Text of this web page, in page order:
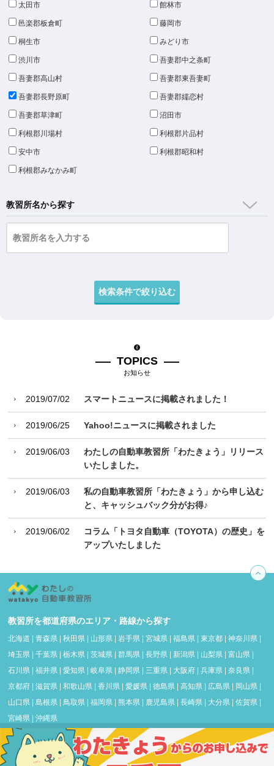
太田市 館林市
邑楽郡板倉町 藤岡市
桐生市 みどり市
渋川市 吾妻郡中之条町
吾妻郡高山村 吾妻郡東吾妻町
吾妻郡長野原町 吾妻郡嬬恋村
吾妻郡草津町 沼田市
利根郡川場村 利根郡片品村
安中市 利根郡昭和村
利根郡みなかみ町
教習所名から探す
TOPICS
お知らせ
2019/07/02 スマートニュースに掲載されました！
2019/06/25 Yahoo!ニュースに掲載されました
2019/06/03
わたしの自動車教習所「わたきょう」リリース
いたしました。
2019/06/03
私の自動車教習所「わたきょう」から申し込む
と、キャッシュバック分がお得♪
2019/06/02
コラム「トヨタ自動車（TOYOTA）の歴史」を
アップいたしました
教習所を都道府県のエリア・路線から探す
北海道 青森県 秋田県 山形県 岩手県 宮城県 福島県 東京都 神奈川県
埼玉県
千葉県 栃木県 茨城県 群馬県 長野県 新潟県 山梨県 富山県
石川県
福井県 愛知県 岐阜県 静岡県 三重県 大阪府 兵庫県 奈良県
京都府
滋賀県 和歌山県 香川県 愛媛県 徳島県 高知県 広島県 岡山県
山口県
島根県 鳥取県 福岡県 熊本県 鹿児島県 長崎県 大分県 佐賀県
宮崎県
沖縄県
よくあるご質問
車・教習所豆知識&ノウハウ